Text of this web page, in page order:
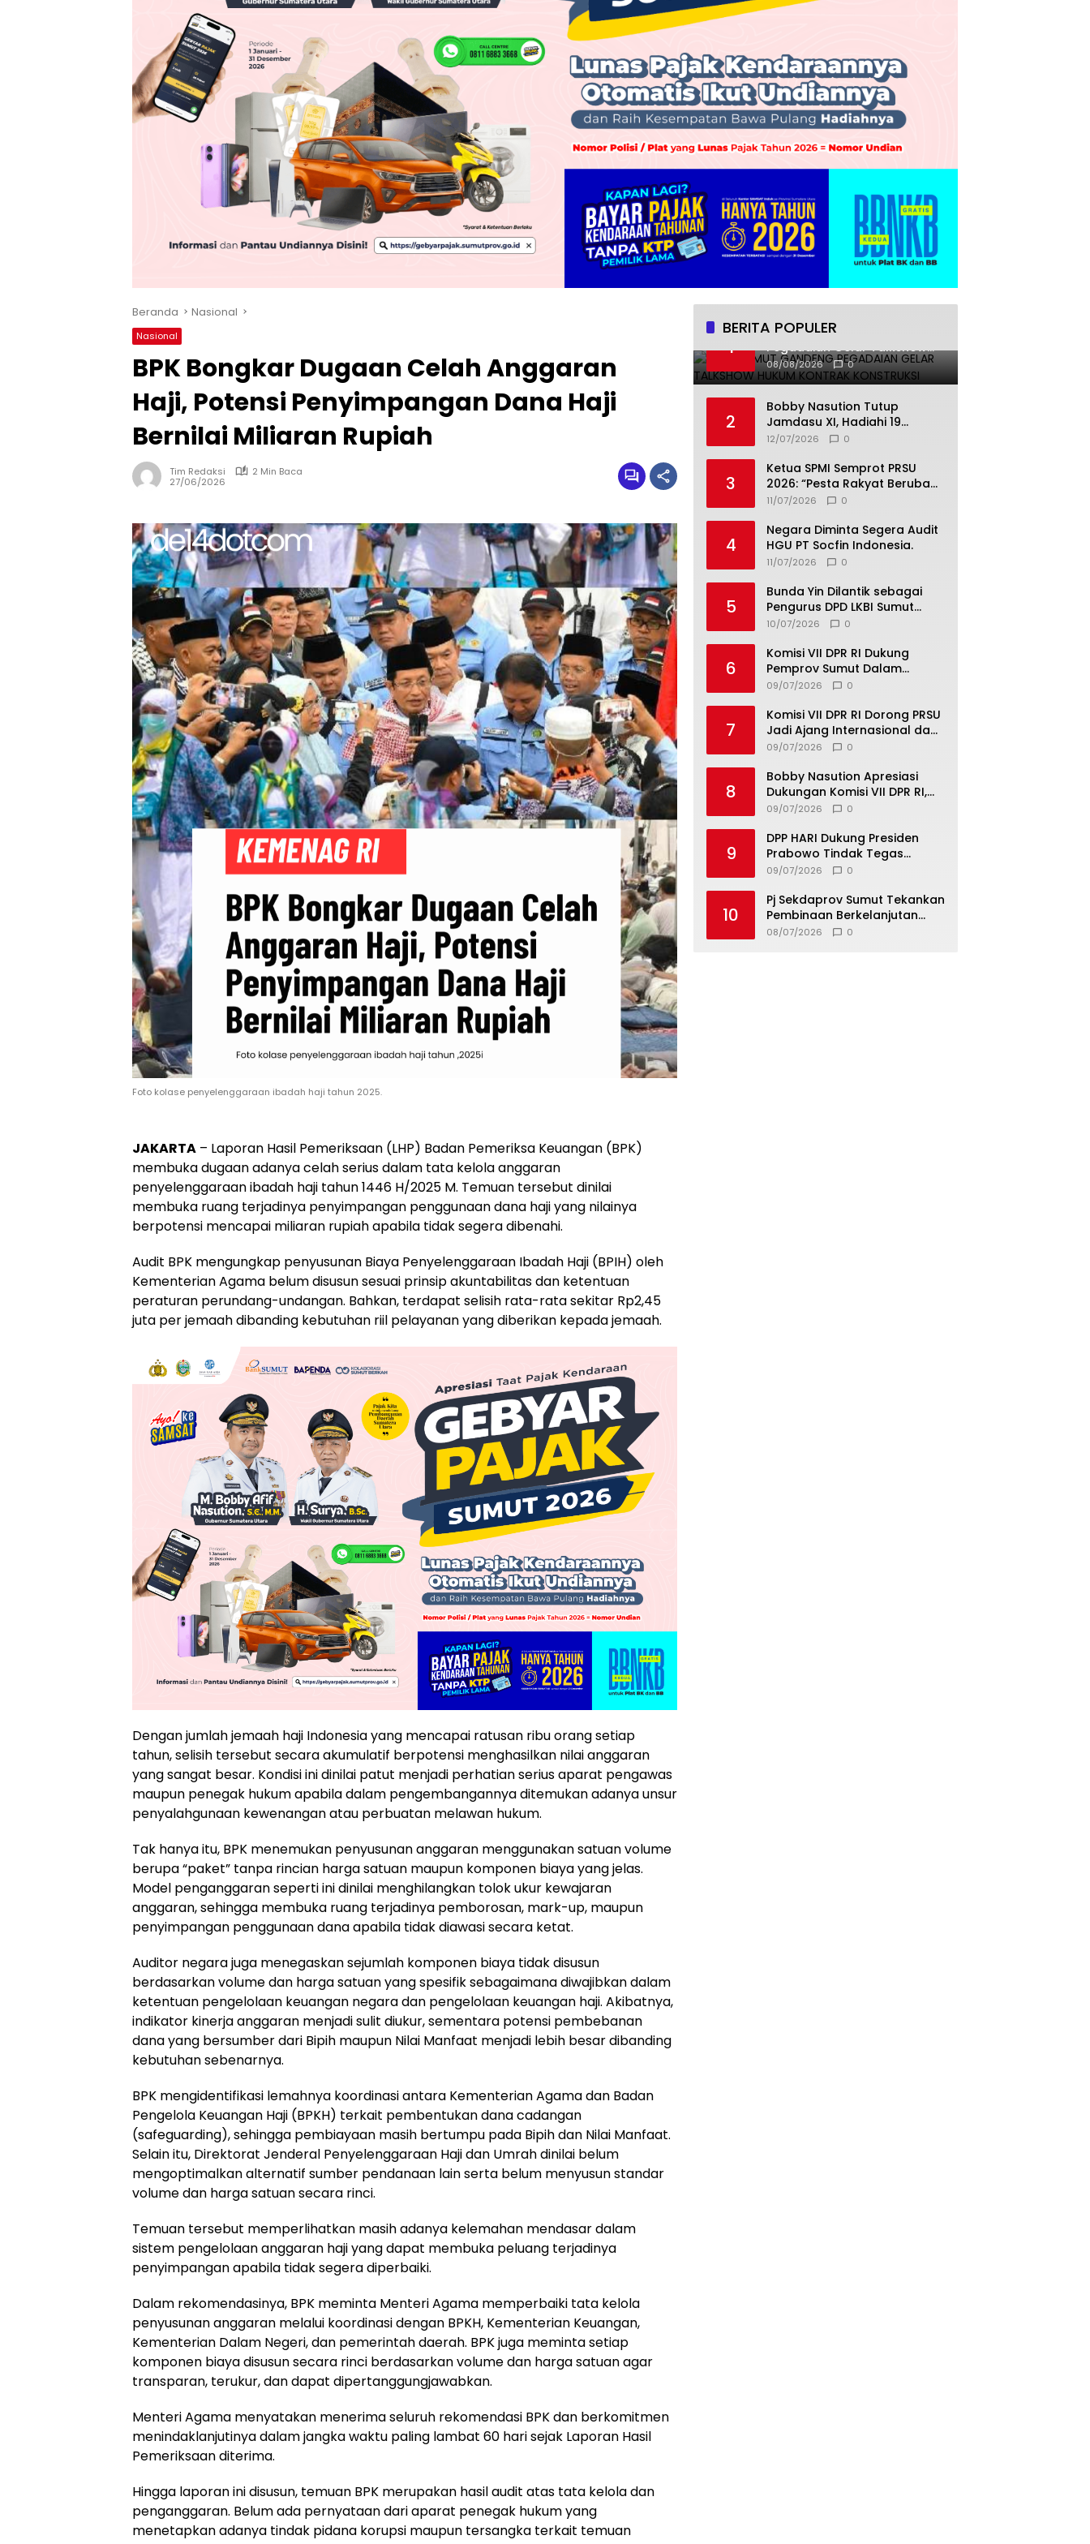
Beranda Nasional
Nasional
BPK Bongkar Dugaan Celah Anggaran
Haji, Potensi Penyimpangan Dana Haji
Bernilai Miliaran Rupiah
Tim Redaksi
2 Min Baca
27/06/2026
Foto kolase penyelenggaraan ibadah haji tahun 2025.
JAKARTA – Laporan Hasil Pemeriksaan (LHP) Badan Pemeriksa Keuangan (BPK)
membuka dugaan adanya celah serius dalam tata kelola anggaran
penyelenggaraan ibadah haji tahun 1446 H/2025 M. Temuan tersebut dinilai
membuka ruang terjadinya penyimpangan penggunaan dana haji yang nilainya
berpotensi mencapai miliaran rupiah apabila tidak segera dibenahi.
Audit BPK mengungkap penyusunan Biaya Penyelenggaraan Ibadah Haji (BPIH) oleh
Kementerian Agama belum disusun sesuai prinsip akuntabilitas dan ketentuan
peraturan perundang-undangan. Bahkan, terdapat selisih rata-rata sekitar Rp2,45
juta per jemaah dibanding kebutuhan riil pelayanan yang diberikan kepada jemaah.
Dengan jumlah jemaah haji Indonesia yang mencapai ratusan ribu orang setiap
tahun, selisih tersebut secara akumulatif berpotensi menghasilkan nilai anggaran
yang sangat besar. Kondisi ini dinilai patut menjadi perhatian serius aparat pengawas
maupun penegak hukum apabila dalam pengembangannya ditemukan adanya unsur
penyalahgunaan kewenangan atau perbuatan melawan hukum.
Tak hanya itu, BPK menemukan penyusunan anggaran menggunakan satuan volume
berupa “paket” tanpa rincian harga satuan maupun komponen biaya yang jelas.
Model penganggaran seperti ini dinilai menghilangkan tolok ukur kewajaran
anggaran, sehingga membuka ruang terjadinya pemborosan, mark-up, maupun
penyimpangan penggunaan dana apabila tidak diawasi secara ketat.
Auditor negara juga menegaskan sejumlah komponen biaya tidak disusun
berdasarkan volume dan harga satuan yang spesifik sebagaimana diwajibkan dalam
ketentuan pengelolaan keuangan negara dan pengelolaan keuangan haji. Akibatnya,
indikator kinerja anggaran menjadi sulit diukur, sementara potensi pembebanan
dana yang bersumber dari Bipih maupun Nilai Manfaat menjadi lebih besar dibanding
kebutuhan sebenarnya.
BPK mengidentifikasi lemahnya koordinasi antara Kementerian Agama dan Badan
Pengelola Keuangan Haji (BPKH) terkait pembentukan dana cadangan
(safeguarding), sehingga pembiayaan masih bertumpu pada Bipih dan Nilai Manfaat.
Selain itu, Direktorat Jenderal Penyelenggaraan Haji dan Umrah dinilai belum
mengoptimalkan alternatif sumber pendanaan lain serta belum menyusun standar
volume dan harga satuan secara rinci.
Temuan tersebut memperlihatkan masih adanya kelemahan mendasar dalam
sistem pengelolaan anggaran haji yang dapat membuka peluang terjadinya
penyimpangan apabila tidak segera diperbaiki.
Dalam rekomendasinya, BPK meminta Menteri Agama memperbaiki tata kelola
penyusunan anggaran melalui koordinasi dengan BPKH, Kementerian Keuangan,
Kementerian Dalam Negeri, dan pemerintah daerah. BPK juga meminta setiap
komponen biaya disusun secara rinci berdasarkan volume dan harga satuan agar
transparan, terukur, dan dapat dipertanggungjawabkan.
Menteri Agama menyatakan menerima seluruh rekomendasi BPK dan berkomitmen
menindaklanjutinya dalam jangka waktu paling lambat 60 hari sejak Laporan Hasil
Pemeriksaan diterima.
Hingga laporan ini disusun, temuan BPK merupakan hasil audit atas tata kelola dan
penganggaran. Belum ada pernyataan dari aparat penegak hukum yang
menetapkan adanya tindak pidana korupsi maupun tersangka terkait temuan
BERITA POPULER
1
PAKKI Sumut Gandeng
Pegadaian Gelar Talkshow
Hukum Kontrak Konstruksi
08/08/2026 0
2
Bobby Nasution Tutup
Jamdasu XI, Hadiahi 19
Petugas Upacara Berangkat
12/07/2026 0
3
Ketua SPMI Semprot PRSU
2026: “Pesta Rakyat Berubah
Jadi Ajang Bisnis, Target 300
Slogan”
11/07/2026 0
4
Negara Diminta Segera Audit
HGU PT Socfin Indonesia.
11/07/2026 0
5
Bunda Yin Dilantik sebagai
Pengurus DPD LKBI Sumut
2026–2031, Tegaskan
dan Kerukunan
10/07/2026 0
6
Komisi VII DPR RI Dukung
Pemprov Sumut Dalam
Pemberantasan Pungli di
09/07/2026 0
7
Komisi VII DPR RI Dorong PRSU
Jadi Ajang Internasional dan
Pusat Investasi Sumut
09/07/2026 0
8
Bobby Nasution Apresiasi
Dukungan Komisi VII DPR RI,
Dorong PRSU Masuk Kalender
09/07/2026 0
9
DPP HARI Dukung Presiden
Prabowo Tindak Tegas
Pelaku Korupsi Tanpa Tebang
09/07/2026 0
10
Pj Sekdaprov Sumut Tekankan
Pembinaan Berkelanjutan
untuk Lahirkan Generasi
08/07/2026 0